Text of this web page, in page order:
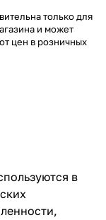
только для
и может
цен в розничных
в